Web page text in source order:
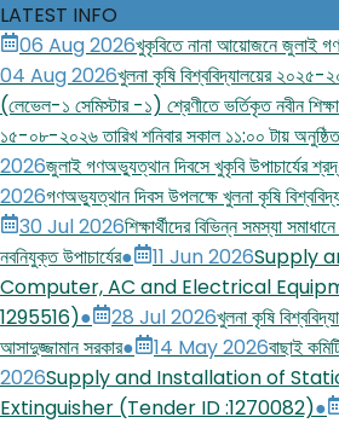
LATEST INFO
06 Aug 2026খুকৃবিতে নানা আয়োজনে জুলাই
04 Aug 2026খুলনা কৃষি বিশ্ববিদ্যালয়ের ২০২৫-
(লেভেল-১ সেমিস্টার -১) শ্রেণীতে ভর্তিকৃত নবীন
১৫-০৮-২০২৬ তারিখ শনিবার সকাল ১১:০০ টায়
2026জুলাই গণঅভ্যুত্থান দিবসে খুকৃবি উপাচার্যের
2026গণঅভ্যুত্থান দিবস উপলক্ষে খুলনা কৃষি
30 Jul 2026শিক্ষার্থীদের বিভিন্ন সমস্যা
নবনিযুক্ত উপাচার্যের● 11 Jun 2026Supply
Computer, AC and Electrical
1295516)● 28 Jul 2026খুলনা কৃষি
আসাদুজ্জামান সরকার● 14 May 2026বাছাই
2026Supply and Installation of
Extinguisher (Tender ID :1270082)●